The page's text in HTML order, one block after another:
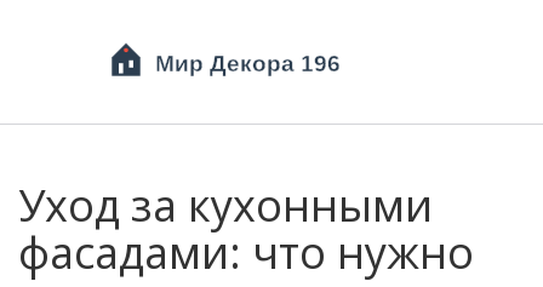
Уход за кухонными
фасадами: что нужно